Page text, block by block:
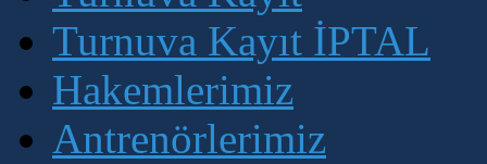
Turnuva Kayıt İPTAL
Hakemlerimiz
Antrenörlerimiz